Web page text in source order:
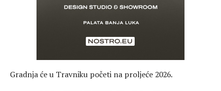
Gradnja će u Travniku početi na proljeće 2026.